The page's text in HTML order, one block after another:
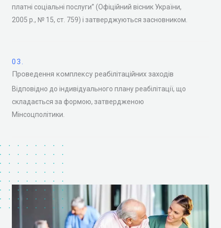
платні соціальні послуги” (Офіційний вісник України,
2005 р., № 15, ст. 759) і затверджуються засновником.
03.
Проведення комплексу реабілітаційних заходів
Відповідно до індивідуального плану реабілітації, що
складається за формою, затвердженою
Мінсоцполітики.